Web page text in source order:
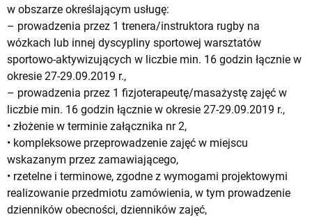
w obszarze określającym usługę:
– prowadzenia przez 1 trenera/instruktora rugby na
wózkach lub innej dyscypliny sportowej warsztatów
sportowo-aktywizujących w liczbie min. 16 godzin łącznie w
okresie 27-29.09.2019 r.,
– prowadzenia przez 1 fizjoterapeutę/masażystę zajęć w
liczbie min. 16 godzin łącznie w okresie 27-29.09.2019 r.,
• złożenie w terminie załącznika nr 2,
• kompleksowe przeprowadzenie zajęć w miejscu
wskazanym przez zamawiającego,
• rzetelne i terminowe, zgodne z wymogami projektowymi
realizowanie przedmiotu zamówienia, w tym prowadzenie
dzienników obecności, dzienników zajęć,